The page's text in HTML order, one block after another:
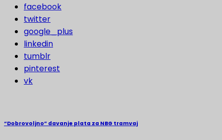
facebook
twitter
google_plus
linkedin
tumblr
pinterest
vk
“Dobrovoljno” davanje plata za NBG tramvaj